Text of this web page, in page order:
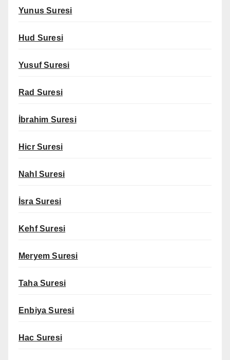
Yunus Suresi
Hud Suresi
Yusuf Suresi
Rad Suresi
İbrahim Suresi
Hicr Suresi
Nahl Suresi
İsra Suresi
Kehf Suresi
Meryem Suresi
Taha Suresi
Enbiya Suresi
Hac Suresi